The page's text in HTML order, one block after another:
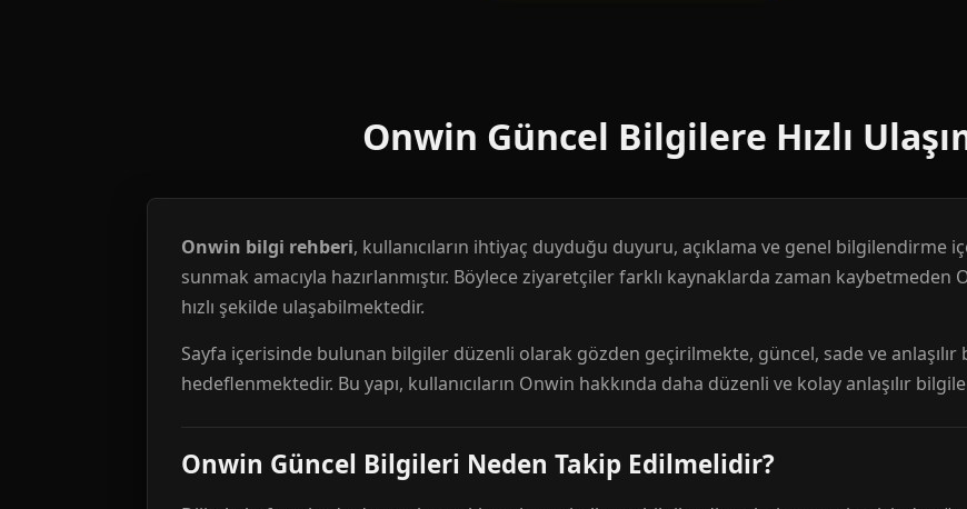
Onwin Güncel Bilgilere Hızlı
Onwin bilgi rehberi, kullanıcıların ihtiyaç duyduğu duyuru, açıklama ve genel bilgilendirme
sunmak amacıyla hazırlanmıştır. Böylece ziyaretçiler farklı kaynaklarda zaman kaybetmeden
hızlı şekilde ulaşabilmektedir.
Sayfa içerisinde bulunan bilgiler düzenli olarak gözden geçirilmekte, güncel, sade ve
hedeflenmektedir. Bu yapı, kullanıcıların Onwin hakkında daha düzenli ve kolay anlaşılır
Onwin Güncel Bilgileri Neden Takip Edilmelidir?